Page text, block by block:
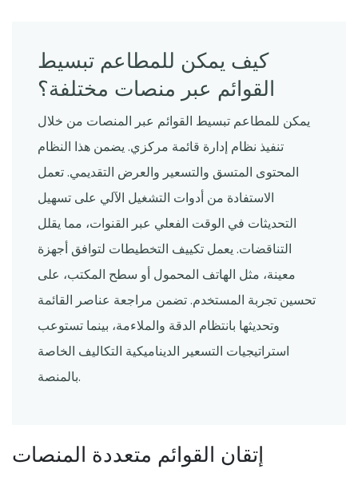
كيف يمكن للمطاعم تبسيط
القوائم عبر منصات مختلفة؟
يمكن للمطاعم تبسيط القوائم عبر المنصات من خلال
تنفيذ نظام إدارة قائمة مركزي. يضمن هذا النظام
المحتوى المتسق والتسعير والعرض التقديمي. تعمل
الاستفادة من أدوات التشغيل الآلي على تسهيل
التحديثات في الوقت الفعلي عبر القنوات، مما يقلل
التناقضات. يعمل تكييف التخطيطات لتوافق أجهزة
معينة، مثل الهاتف المحمول أو سطح المكتب، على
تحسين تجربة المستخدم. تضمن مراجعة عناصر القائمة
وتحديثها بانتظام الدقة والملاءمة، بينما تستوعب
استراتيجيات التسعير الديناميكية التكاليف الخاصة
بالمنصة.
إتقان القوائم متعددة المنصات